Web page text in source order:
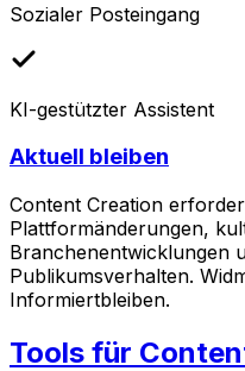
Sozialer Posteingang
KI-gestützter Assistent
Aktuell bleiben
Content Creation
Plattformänderungen,
Branchenentwicklungen
Publikumsverhalten.
Informiertbleiben.
Tools für